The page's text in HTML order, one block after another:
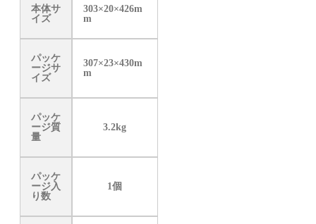
本体サ
イズ
303×20×426m
m
パッケ
ージサ
イズ
307×23×430m
m
パッケ
ージ質
量
3.2kg
パッケ
ージ入
り数
1個